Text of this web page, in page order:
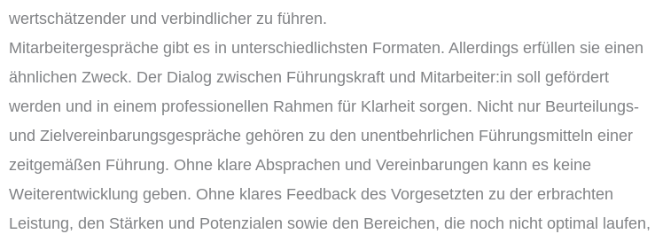
wertschätzender und verbindlicher zu führen.
Mitarbeitergespräche gibt es in unterschiedlichsten Formaten. Allerdings erfüllen sie einen
ähnlichen Zweck. Der Dialog zwischen Führungskraft und Mitarbeiter:in soll gefördert
werden und in einem professionellen Rahmen für Klarheit sorgen. Nicht nur Beurteilungs-
und Zielvereinbarungsgespräche gehören zu den unentbehrlichen Führungsmitteln einer
zeitgemäßen Führung. Ohne klare Absprachen und Vereinbarungen kann es keine
Weiterentwicklung geben. Ohne klares Feedback des Vorgesetzten zu der erbrachten
Leistung, den Stärken und Potenzialen sowie den Bereichen, die noch nicht optimal laufen,